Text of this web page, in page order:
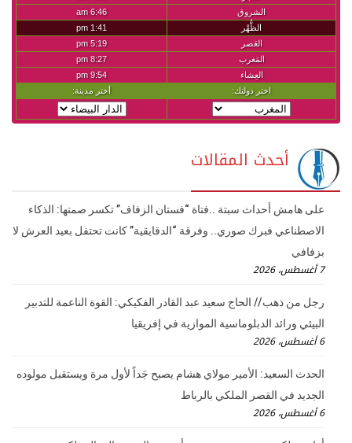
أحدث المقالات
على هامش أحداث سبتة ..فتاة “فستان الزفاف” تكسر صمتها: الذكاء
الاصطناعي فبرك صوري.. وفرقة “الدقايقية” كانت تحتفل بعيد العرش لا
بزفافي
7 أغسطس، 2026
رجل من ذهب // الحاج سعيد عبد القادر الفكيكي: القوة الناعمة للتدبير
البيئي ورائد الدبلوماسية الموازية في إفريقيا
6 أغسطس، 2026
الحدث السعيد: الأمير مولاي هشام يصبح جَداً لأول مرة ويستقبل مولوده
الجديد في القصر الملكي بالرباط
6 أغسطس، 2026